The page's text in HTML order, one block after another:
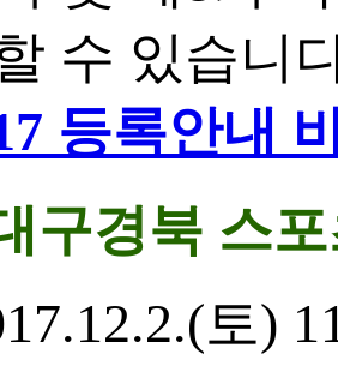
수 있습니
등록안내
구경북 스
토)